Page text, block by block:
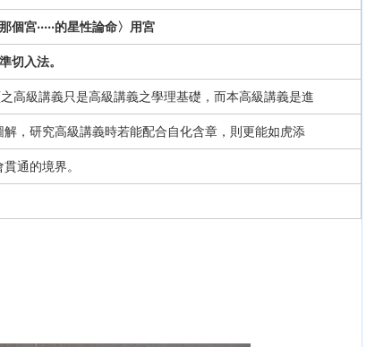
的星性論命〉用宮
入法。
講義只是高級講義之學理基礎，而本高級講義是進
研究高級講義時若能配合自化含章，則更能如虎添
通的境界。